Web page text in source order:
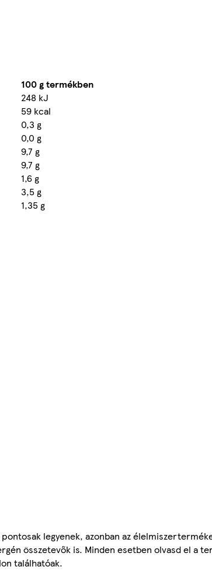
100 g termékben
248 kJ
59 kcal
0,3 g
0,0 g
9,7 g
9,7 g
1,6 g
3,5 g
1,35 g
legyenek, azonban az
összetevők is. Minden esetben olvasd el a
találhatóak.